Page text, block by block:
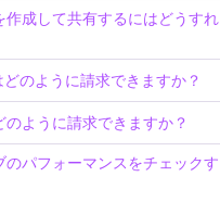
成して共有するにはどうすれ
のように請求できますか？
ように請求できますか？
パフォーマンスをチェックす